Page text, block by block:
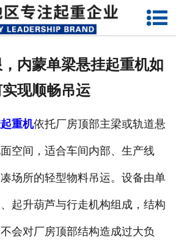
网站首页
企业视频
成功案例
联系我们
内蒙单梁悬挂起重机如
现顺畅吊运
重机依托厂房顶部主梁或轨道悬
空间，适合车间内部、生产线
场所的轻型物料吊运。设备由单
起升葫芦与行走机构组成，结构
会对厂房顶部结构造成过大负